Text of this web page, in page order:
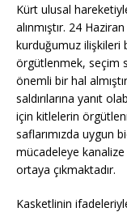
Kürt ulusal
alınmıştır. 24
kurduğumuz ilişkileri
örgütlenmek, seçim
önemli bir hal
saldırılarına yanıt
için kitlelerin
saflarımızda uygun
mücadeleye
ortaya çıkmaktadır.
Kasketlinin